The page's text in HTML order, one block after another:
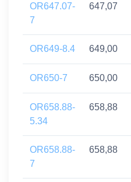
OR647.07-
7
647,07
OR649-8.4 649,00
OR650-7 650,00
OR658.88-
5.34
658,88
OR658.88-
7
658,88